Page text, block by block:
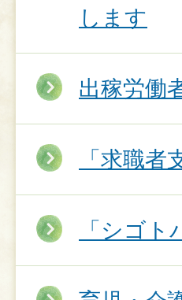
します
出稼労働
「求職
「シゴ